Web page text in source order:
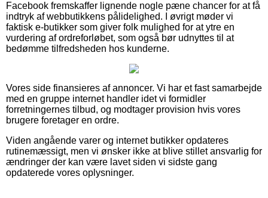
Facebook fremskaffer lignende nogle pæne chancer for at få
indtryk af webbutikkens pålidelighed. I øvrigt møder vi
faktisk e-butikker som giver folk mulighed for at ytre en
vurdering af ordreforløbet, som også bør udnyttes til at
bedømme tilfredsheden hos kunderne.
Vores side finansieres af annoncer. Vi har et fast samarbejde
med en gruppe internet handler idet vi formidler
forretningernes tilbud, og modtager provision hvis vores
brugere foretager en ordre.
Viden angående varer og internet butikker opdateres
rutinemæssigt, men vi ønsker ikke at blive stillet ansvarlig for
ændringer der kan være lavet siden vi sidste gang
opdaterede vores oplysninger.